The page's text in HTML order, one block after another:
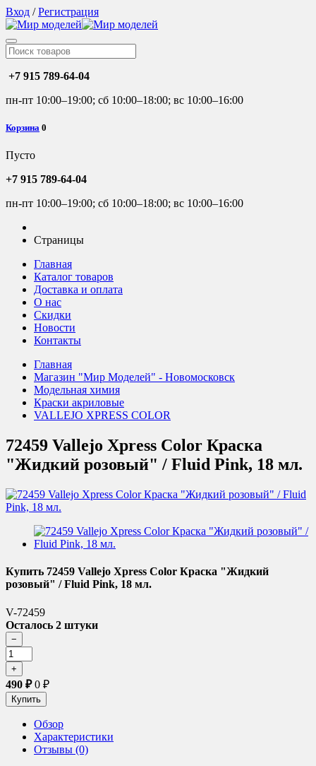
Вход /Регистрация
+7 915 789-64-04
пн-пт 10:00–19:00; сб 10:00–18:00; вс 10:00–16:00
Корзина 0
Пусто
+7 915 789-64-04
пн-пт 10:00–19:00; сб 10:00–18:00; вс 10:00–16:00
Страницы
Главная
Каталог товаров
Доставка и оплата
О нас
Скидки
Новости
Контакты
Главная
Магазин "Мир Моделей" - Новомосковск
Модельная химия
Краски акриловые
VALLEJO XPRESS COLOR
72459 Vallejo Xpress Color Краска
"Жидкий розовый" / Fluid Pink, 18 мл.
Купить 72459 Vallejo Xpress Color Краска "Жидкий
розовый" / Fluid Pink, 18 мл.
V-72459
Осталось 2 штуки
490 ₽0 ₽
Обзор
Характеристики
Отзывы (0)